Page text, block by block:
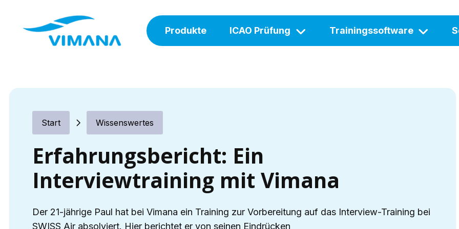
Produkte ICAO Prüfung Trainingssoftware
Start Wissenswertes
Erfahrungsbericht: Ein
Interviewtraining mit Vimana
Der 21-jährige Paul hat bei Vimana ein Training zur Vorbereitung auf das Interview-Training bei
SWISS Air absolviert. Hier berichtet er von seinen Eindrücken